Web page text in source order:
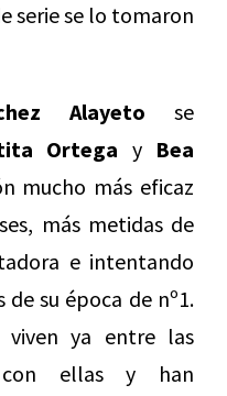
serie se lo tomaron
Alayeto se
Ortega y Bea
mucho más eficaz
más metidas de
e intentando
de su época de nº1.
viven ya entre las
con ellas y han